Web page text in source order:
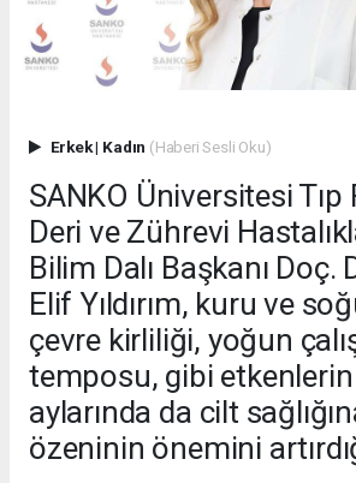
Erkek| Kadın (Haberi Sesli Oku)
SANKO Üniversitesi Tıp
Deri ve Zührevi
Bilim Dalı Başkanı Doç.
Elif Yıldırım, kuru ve
çevre kirliliği, yoğun
temposu, gibi etkenlerin
aylarında da cilt
özeninin önemini